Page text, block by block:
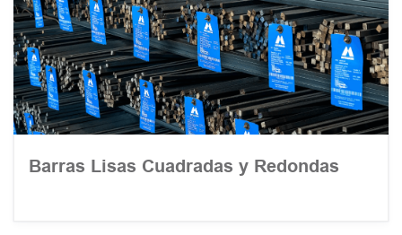
Barras Lisas Cuadradas y Redondas